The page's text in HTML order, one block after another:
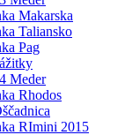
Makarska
Taliansko
Pag
Meder
Rhodos
RImini 2015